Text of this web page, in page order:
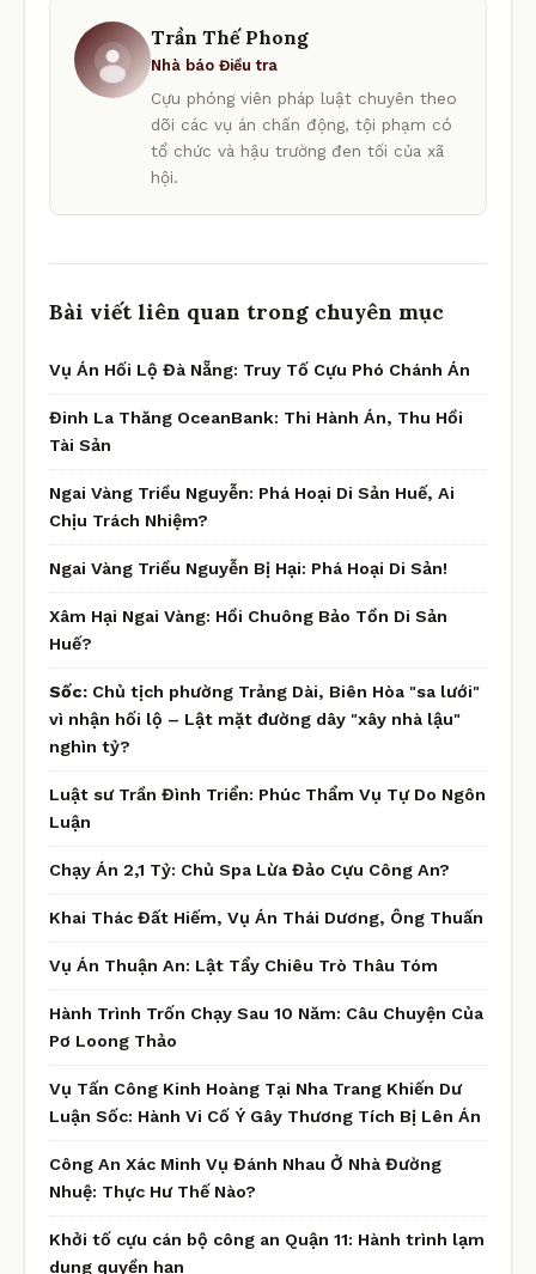
Trần Thế Phong
Nhà báo Điều tra
Cựu phóng viên pháp luật chuyên theo
dõi các vụ án chấn động, tội phạm có
tổ chức và hậu trường đen tối của xã
hội.
Bài viết liên quan trong chuyên mục
Vụ Án Hối Lộ Đà Nẵng: Truy Tố Cựu Phó Chánh Án
Đinh La Thăng OceanBank: Thi Hành Án, Thu Hồi
Tài Sản
Ngai Vàng Triều Nguyễn: Phá Hoại Di Sản Huế, Ai
Chịu Trách Nhiệm?
Ngai Vàng Triều Nguyễn Bị Hại: Phá Hoại Di Sản!
Xâm Hại Ngai Vàng: Hồi Chuông Bảo Tồn Di Sản
Huế?
Sốc: Chủ tịch phường Trảng Dài, Biên Hòa "sa lưới"
vì nhận hối lộ – Lật mặt đường dây "xây nhà lậu"
nghìn tỷ?
Luật sư Trần Đình Triển: Phúc Thẩm Vụ Tự Do Ngôn
Luận
Chạy Án 2,1 Tỷ: Chủ Spa Lừa Đảo Cựu Công An?
Khai Thác Đất Hiếm, Vụ Án Thái Dương, Ông Thuấn
Vụ Án Thuận An: Lật Tẩy Chiêu Trò Thâu Tóm
Hành Trình Trốn Chạy Sau 10 Năm: Câu Chuyện Của
Pơ Loong Thảo
Vụ Tấn Công Kinh Hoàng Tại Nha Trang Khiến Dư
Luận Sốc: Hành Vi Cố Ý Gây Thương Tích Bị Lên Án
Công An Xác Minh Vụ Đánh Nhau Ở Nhà Đường
Nhuệ: Thực Hư Thế Nào?
Khởi tố cựu cán bộ công an Quận 11: Hành trình lạm
dụng quyền hạn